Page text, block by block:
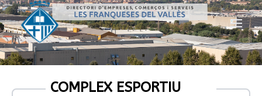
COMPLEX ESPORTIU